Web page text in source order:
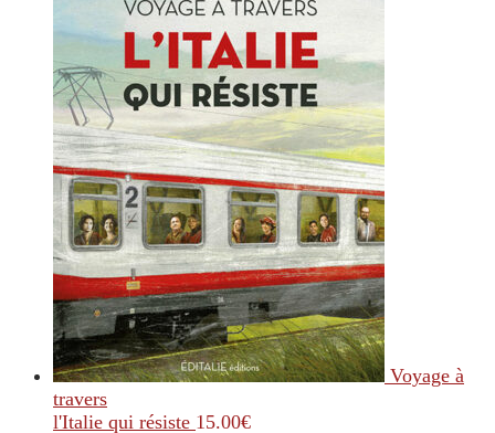
Voyage à
travers
l'Italie qui résiste 15.00€